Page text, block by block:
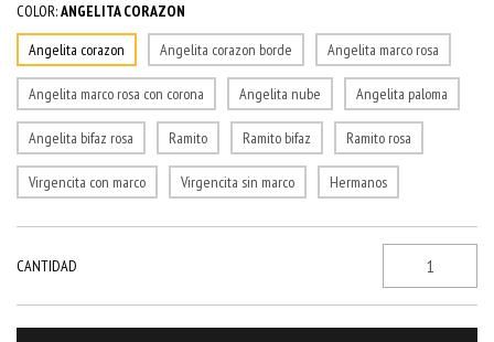
COLOR:ANGELITA CORAZON
Angelita corazon
Angelita corazon borde Angelita marco rosa
Angelita marco rosa con corona Angelita nube Angelita paloma
Angelita bifaz rosa Ramito Ramito bifaz Ramito rosa
Virgencita con marco Virgencita sin marco Hermanos
CANTIDAD